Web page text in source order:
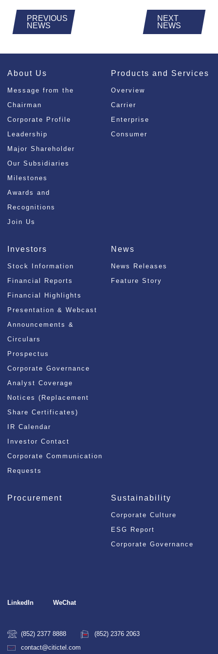
PREVIOUS
NEWS
NEXT
NEWS
About Us
Message from the
Chairman
Corporate Profile
Leadership
Major Shareholder
Our Subsidiaries
Milestones
Awards and
Recognitions
Join Us
Products and Services
Overview
Carrier
Enterprise
Consumer
Investors
Stock Information
Financial Reports
Financial Highlights
Presentation & Webcast
Announcements &
Circulars
Prospectus
Corporate Governance
Analyst Coverage
Notices (Replacement
Share Certificates)
IR Calendar
Investor Contact
Corporate Communication
Requests
News
News Releases
Feature Story
Procurement Sustainability
Corporate Culture
ESG Report
Corporate Governance
LinkedIn WeChat
(852) 2377 8888
(852) 2376 2063
contact@citictel.com